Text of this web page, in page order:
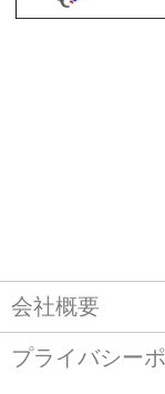
会社概要
プライバシー